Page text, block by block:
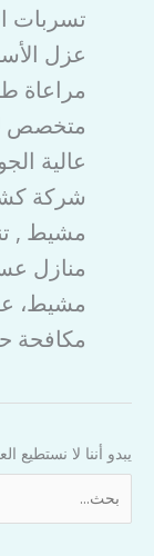
تسربات
عزل
مراعاة
متخصص
عالية
شركة
مشيط ,
منازل
مشيط،
يبدو أننا لا
عن: